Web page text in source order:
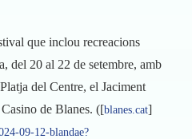
que inclou recreacions
del 20 al 22 de setembre, amb
del Centre, el Jaciment
de Blanes. ([blanes.cat]
09-12-blandae?